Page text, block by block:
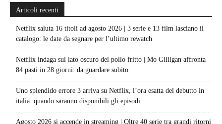
Articoli recenti
Netflix saluta 16 titoli ad agosto 2026 | 3 serie e 13 film lasciano il
catalogo: le date da segnare per l’ultimo rewatch
Netflix indaga sul lato oscuro del pollo fritto | Mo Gilligan affronta
84 pasti in 28 giorni: da guardare subito
Uno splendido errore 3 arriva su Netflix, l’ora esatta del debutto in
italia: quando saranno disponibili gli episodi
Agosto 2026 si accende in streaming | Oltre 40 serie tra grandi ritorni